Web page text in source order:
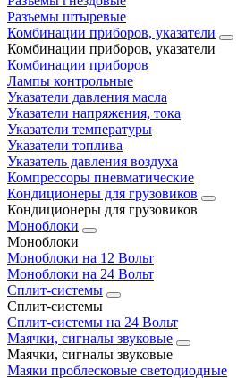
Разъемы штыревые
Комбинации приборов, указатели
Комбинации приборов, указатели
Комбинации приборов
Лампы контрольные
Указатели давления масла
Указатели напряжения, тока
Указатели температуры
Указатели топлива
Указатель давления воздуха
Компрессоры пневматические
Кондиционеры для грузовиков
Кондиционеры для грузовиков
Моноблоки
Моноблоки
Моноблоки на 12 Вольт
Моноблоки на 24 Вольт
Сплит-системы
Сплит-системы
Сплит‑системы на 24 Вольт
Маячки, сигналы звуковые
Маячки, сигналы звуковые
Маяки проблесковые светодиодные